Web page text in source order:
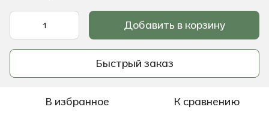
Добавить в корзину
Быстрый заказ
В избранное К сравнению